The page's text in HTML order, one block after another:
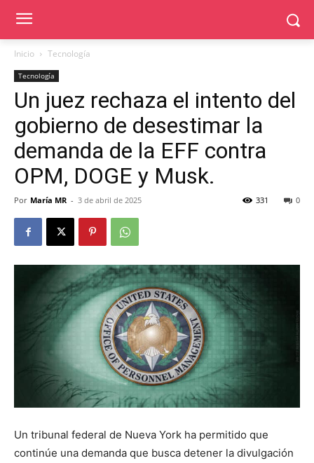
Inicio Tecnología
Tecnología
Un juez rechaza el intento del
gobierno de desestimar la
demanda de la EFF contra
OPM, DOGE y Musk.
Por María MR - 3 de abril de 2025 0
331
Un tribunal federal de Nueva York ha permitido que
continúe una demanda que busca detener la divulgación